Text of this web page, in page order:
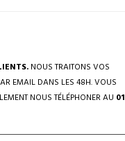
NOUS TRAITONS VOS
EMAIL DANS LES 48H. VOUS
NOUS TÉLÉPHONER AU 01